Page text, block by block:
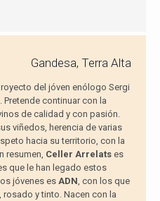
Gandesa, Terra Alta
del jóven enólogo Sergi
. Pretende continuar con la
de calidad y con pasión.
viñedos, herencia de varias
hacia su territorio, con la
resumen, Celler Arrelatses
que le han legado estos
jóvenes es ADN, con los que
y tinto. Nacen con la